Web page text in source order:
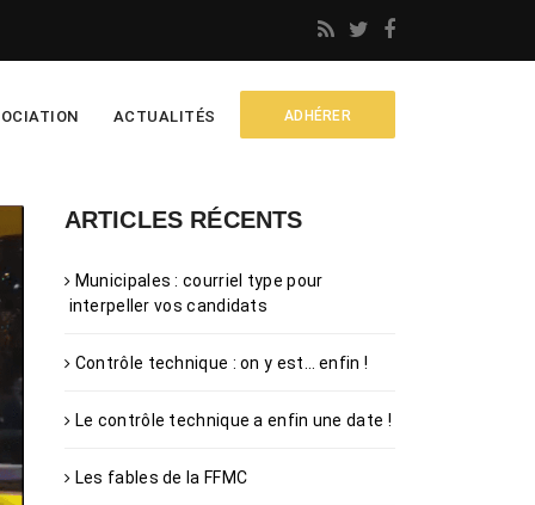
ADHÉRER
ACTUALITÉS
ARTICLES RÉCENTS
Municipales : courriel type pour
interpeller vos candidats
Contrôle technique : on y est… enfin !
Le contrôle technique a enfin une date !
Les fables de la FFMC